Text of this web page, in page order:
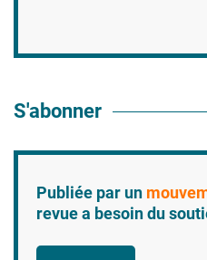
S'abonner
Publiée par un
revue a besoin du